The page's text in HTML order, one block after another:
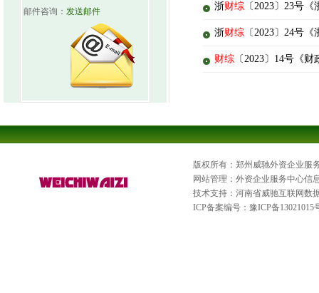
邮件咨询： 发送邮件 浙财综 〔2023〕23号
浙财综 〔2023〕24号
财综 〔2023〕14号《
版权所有：郑州威驰外资企业服
网站管理：外资企业服务中心信
技术支持：河南省威驰互联网数
ICP备案编号： 豫ICP备13021015